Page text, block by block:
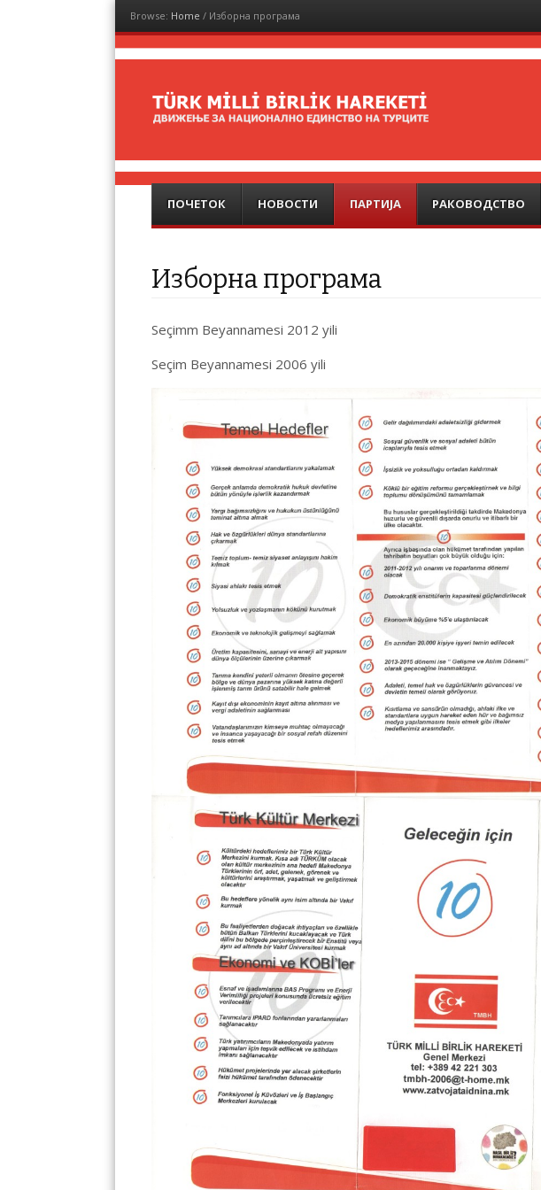
Browse: Home / Изборна програма
Türk Milli Birlik
Hareketi
Menu
ПОЧЕТОК НОВОСТИ ПАРТИЈА РАКОВОДСТВО
Изборна програма
Seçimm Beyannamesi 2012 yili
Seçim Beyannamesi 2006 yili